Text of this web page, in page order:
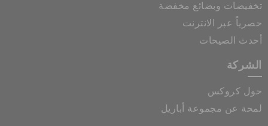
تخفيضات وبضائع مخفضة
حصرياً عبر الانترنت
أحدث الصيحات
الشركة
حول كروكس
لمحة عن مجموعة أباريل